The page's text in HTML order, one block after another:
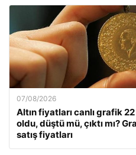
07/08/2026
Altın fiyatları canlı grafik
oldu, düştü mü, çıktı mı?
satış fiyatları